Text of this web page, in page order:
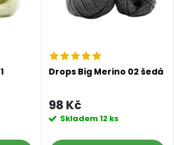
Drops Big Merino 02 šedá
98 Kč
Skladem12 ks